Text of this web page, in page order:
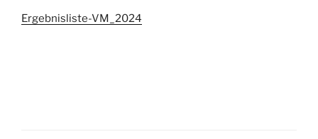
Ergebnisliste-VM_2024